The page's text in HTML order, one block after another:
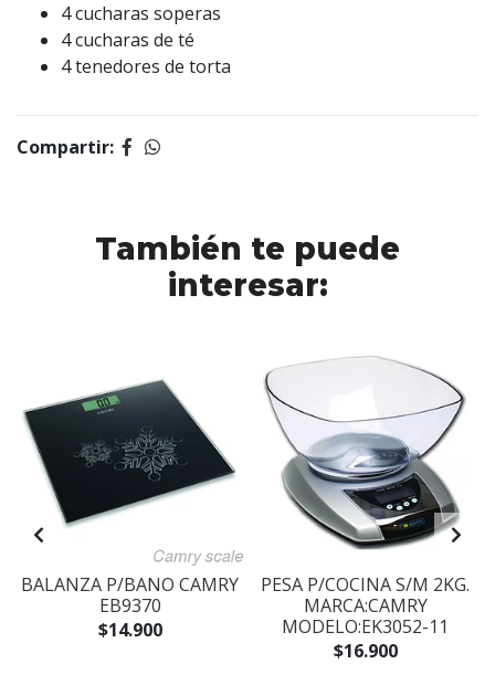
4 cucharas soperas
4 cucharas de té
4 tenedores de torta
Compartir:
También te puede
interesar:
BALANZA P/BANO CAMRY
EB9370
$14.900
PESA P/COCINA S/M 2KG.
MARCA:CAMRY
MODELO:EK3052-11
$16.900